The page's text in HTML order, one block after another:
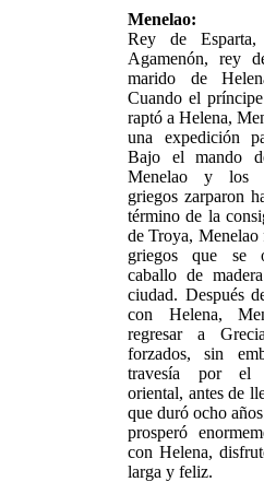
Menelao:
Rey de Esparta,
Agamenón, rey
marido de
Cuando el
raptó a Helena,
una expedición
Bajo el mando
Menelao y los
griegos zarparon
término de la
de Troya, Menelao
griegos que se
caballo de
ciudad. Después
con Helena,
regresar a
forzados, sin
travesía por el
oriental, antes de
que duró ocho
prosperó
con Helena,
larga y feliz.